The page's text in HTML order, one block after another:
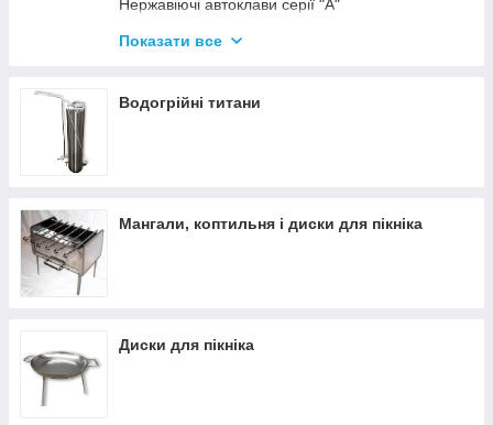
Нержавіючі автоклави серії "А"
Промислові автоклави
Комплектуючі для автоклавів
Показати все
Водогрійні титани
Мангали, коптильня і диски для пікніка
Диски для пікніка